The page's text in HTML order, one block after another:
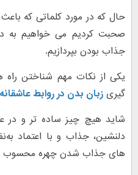
حال که در مورد کلماتی که
صحبت کردیم می خواهیم به
جذاب بودن بپردازیم.
یکی از نکات مهم شناختن
گیری زبان بدن در روابط عاشقانه
شاید هیچ‌ چیز ساده ‌تر و در
دلنشین، جذاب و با اعتماد
های جذاب شدن چهره محسوب